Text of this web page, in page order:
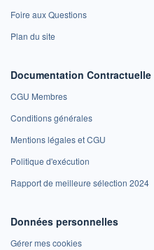
Foire aux Questions
Plan du site
Documentation Contractuelle
CGU Membres
Conditions générales
Mentions légales et CGU
Politique d'exécution
Rapport de meilleure sélection 2024
Données personnelles
Gérer mes cookies